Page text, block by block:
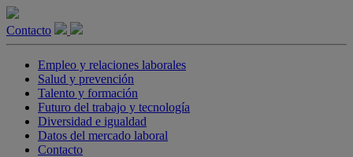
Contacto
Empleo y relaciones laborales
Salud y prevención
Talento y formación
Futuro del trabajo y tecnología
Diversidad e igualdad
Datos del mercado laboral
Contacto